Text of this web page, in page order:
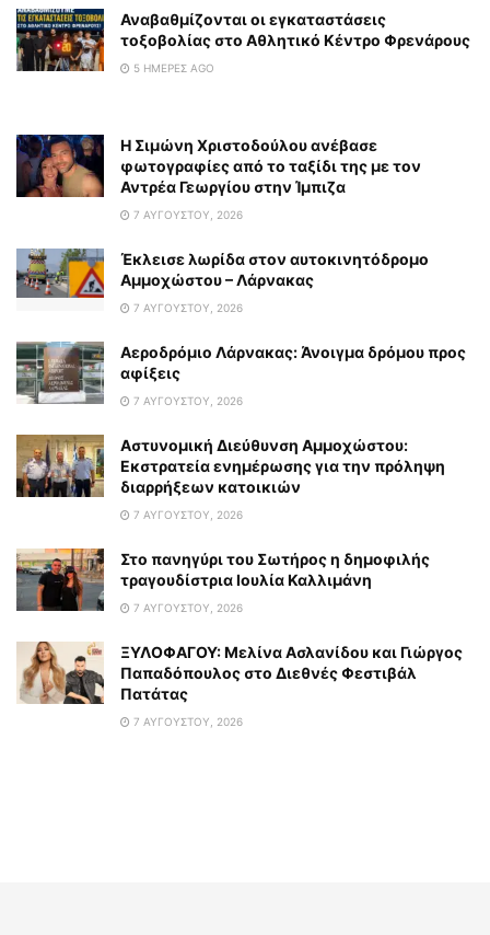
Αναβαθμίζονται οι εγκαταστάσεις
τοξοβολίας στο Αθλητικό Κέντρο Φρενάρους
5 ΗΜΈΡΕΣ AGO
Η Σιμώνη Χριστοδούλου ανέβασε
φωτογραφίες από το ταξίδι της με τον
Αντρέα Γεωργίου στην Ίμπιζα
7 ΑΥΓΟΎΣΤΟΥ, 2026
Έκλεισε λωρίδα στον αυτοκινητόδρομο
Αμμοχώστου – Λάρνακας
7 ΑΥΓΟΎΣΤΟΥ, 2026
Αεροδρόμιο Λάρνακας: Άνοιγμα δρόμου προς
αφίξεις
7 ΑΥΓΟΎΣΤΟΥ, 2026
Αστυνομική Διεύθυνση Αμμοχώστου:
Εκστρατεία ενημέρωσης για την πρόληψη
διαρρήξεων κατοικιών
7 ΑΥΓΟΎΣΤΟΥ, 2026
Στο πανηγύρι του Σωτήρος η δημοφιλής
τραγουδίστρια Ιουλία Καλλιμάνη
7 ΑΥΓΟΎΣΤΟΥ, 2026
ΞΥΛΟΦΑΓΟΥ: Μελίνα Ασλανίδου και Γιώργος
Παπαδόπουλος στο Διεθνές Φεστιβάλ
Πατάτας
7 ΑΥΓΟΎΣΤΟΥ, 2026